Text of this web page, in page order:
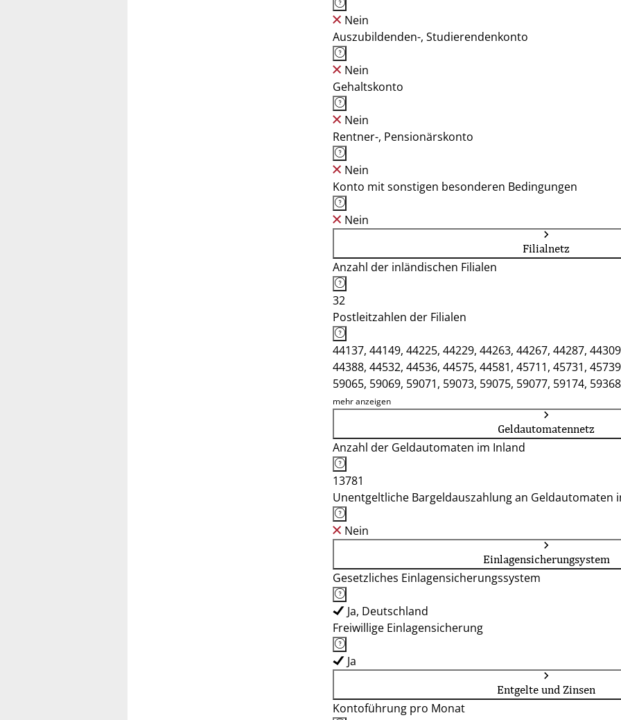
Nein
Auszubildenden-, Studierendenkonto
Nein
Gehaltskonto
Nein
Rentner-, Pensionärskonto
Nein
Konto mit sonstigen besonderen Bedingungen
Nein
Filialnetz
Anzahl der inländischen Filialen
32
Postleitzahlen der Filialen
44137, 44149, 44225, 44229, 44263, 44267, 44287,
44388, 44532, 44536, 44575, 44581, 45711, 45731,
59065, 59069, 59071, 59073, 59075, 59077, 59174,
mehr anzeigen
Geldautomatennetz
Anzahl der Geldautomaten im Inland
13781
Unentgeltliche Bargeldauszahlung an Geldautomaten
Nein
Einlagensicherungsystem
Gesetzliches Einlagensicherungssystem
Ja, Deutschland
Freiwillige Einlagensicherung
Ja
Entgelte und Zinsen
Kontoführung pro Monat